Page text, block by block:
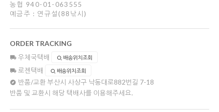
농협 940-01-063555
예금주 : 연규설(88낚시)
ORDER TRACKING
우체국택배 배송위치조회
로젠택배 배송위치조회
반품/교환 부산시 사상구 낙동대로882번길 7-18
반품 및 교환시 해당 택배사를 이용해주세요.